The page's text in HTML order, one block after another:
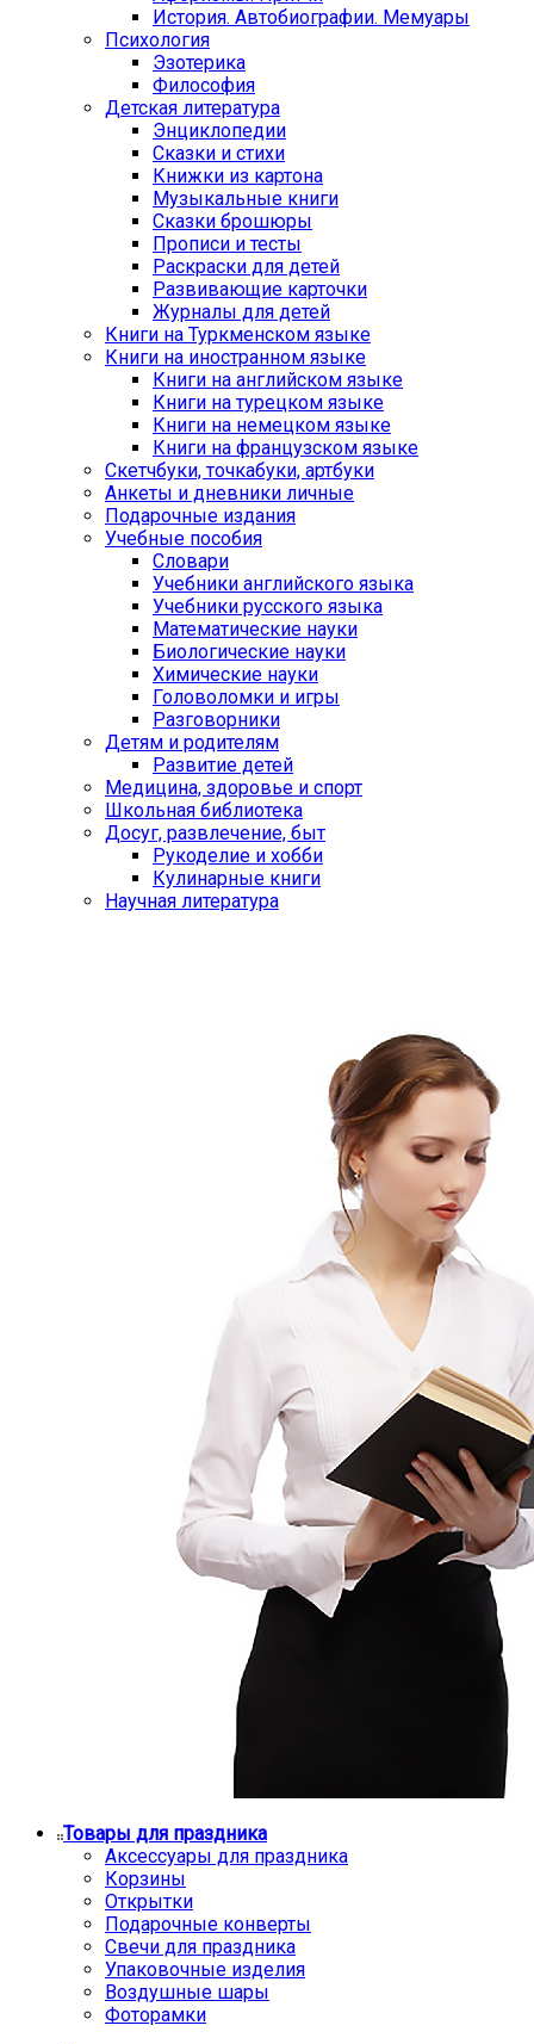
История. Автобиографии. Мемуары
Психология
Эзотерика
Философия
Детская литература
Энциклопедии
Сказки и стихи
Книжки из картона
Музыкальные книги
Сказки брошюры
Прописи и тесты
Раскраски для детей
Развивающие карточки
Журналы для детей
Книги на Туркменском языке
Книги на иностранном языке
Книги на английском языке
Книги на турецком языке
Книги на немецком языке
Книги на французском языке
Cкетчбуки, точкабуки, артбуки
Анкеты и дневники личные
Подарочные издания
Учебные пособия
Словари
Учебники английского языка
Учебники русского языка
Математические науки
Биологические науки
Химические науки
Головоломки и игры
Разговорники
Детям и родителям
Развитие детей
Медицина, здоровье и спорт
Школьная библиотека
Досуг, развлечение, быт
Рукоделие и хобби
Кулинарные книги
Научная литература
Товары для праздника
Аксессуары для праздника
Корзины
Открытки
Подарочные конверты
Свечи для праздника
Упаковочные изделия
Воздушные шары
Фоторамки